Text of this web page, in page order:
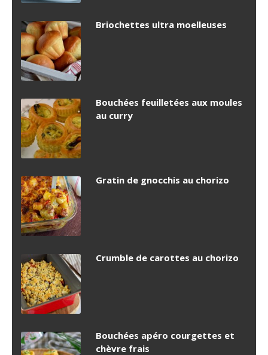
Briochettes ultra moelleuses
Bouchées feuilletées aux moules
au curry
Gratin de gnocchis au chorizo
Crumble de carottes au chorizo
Bouchées apéro courgettes et
chèvre frais